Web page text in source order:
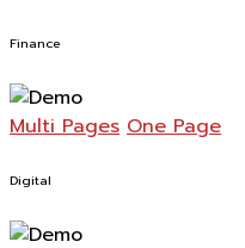
Finance
Multi Pages One Page
Digital